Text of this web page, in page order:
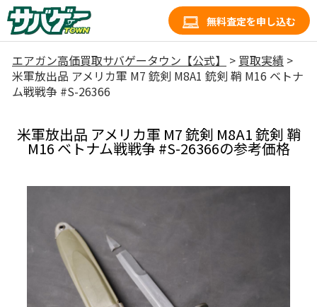
無料査定を申し込む
エアガン高価買取サバゲータウン【公式】 > 買取実績 >
米軍放出品 アメリカ軍 M7 銃剣 M8A1 銃剣 鞘 M16 ベトナ
ム戦戦争 #S-26366
米軍放出品 アメリカ軍 M7 銃剣 M8A1 銃剣 鞘
M16 ベトナム戦戦争 #S-26366の参考価格